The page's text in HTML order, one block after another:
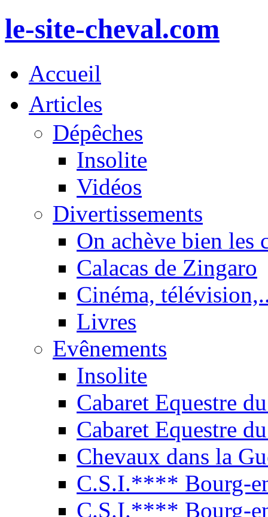
le-site-cheval.com
Accueil
Articles
Dépêches
Insolite
Vidéos
Divertissements
On achève bien les
Calacas de Zingaro
Cinéma,
Livres
Evênements
Insolite
Cabaret Equestre
Cabaret Equestre
Chevaux dans la
C.S.I.**** Bourg-
C.S.I.**** Bourg-